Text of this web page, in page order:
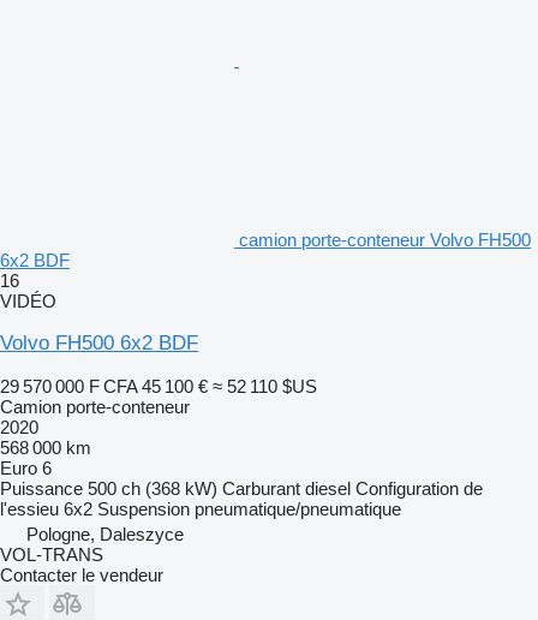
camion porte-conteneur Volvo FH500
6x2 BDF
16
VIDÉO
Volvo FH500 6x2 BDF
29 570 000 F CFA 45 100 € ≈ 52 110 $US
Camion porte-conteneur
2020
568 000 km
Euro 6
Puissance 500 ch (368 kW) Carburant diesel Configuration de
l'essieu 6x2 Suspension pneumatique/pneumatique
Pologne, Daleszyce
VOL-TRANS
Contacter le vendeur